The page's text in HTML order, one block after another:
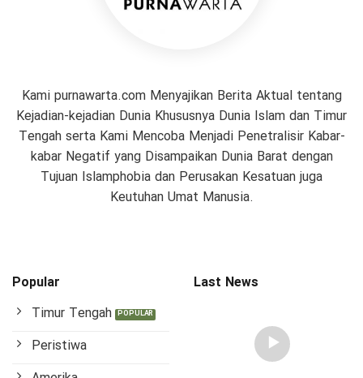
Kami purnawarta.com Menyajikan Berita Aktual tentang
Kejadian-kejadian Dunia Khususnya Dunia Islam dan Timur
Tengah serta Kami Mencoba Menjadi Penetralisir Kabar-
kabar Negatif yang Disampaikan Dunia Barat dengan
Tujuan Islamphobia dan Perusakan Kesatuan juga
Keutuhan Umat Manusia.
Popular
Timur Tengah
Peristiwa
Last News